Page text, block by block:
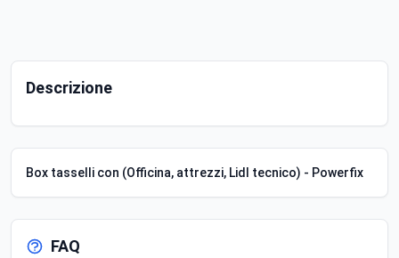
Descrizione
Box tasselli con (Officina, attrezzi, Lidl tecnico) - Powerfix
FAQ